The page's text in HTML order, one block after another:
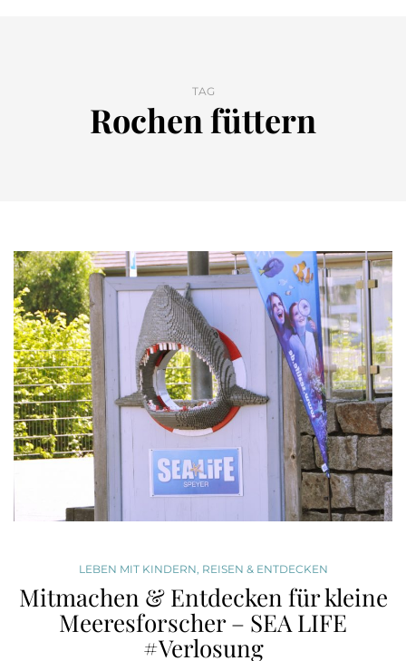
TAG
Rochen füttern
LEBEN MIT KINDERN REISEN & ENTDECKEN
Mitmachen & Entdecken für kleine
Meeresforscher – SEA LIFE
#Verlosung